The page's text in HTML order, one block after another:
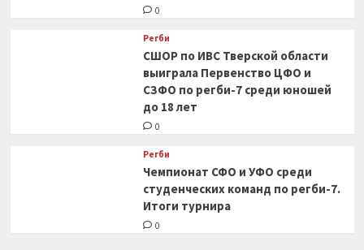
0
Регби
СШОР по ИВС Тверской области
выиграла Первенство ЦФО и
СЗФО по регби-7 среди юношей
до 18 лет
0
Регби
Чемпионат СФО и УФО среди
студенческих команд по регби-7.
Итоги турнира
0